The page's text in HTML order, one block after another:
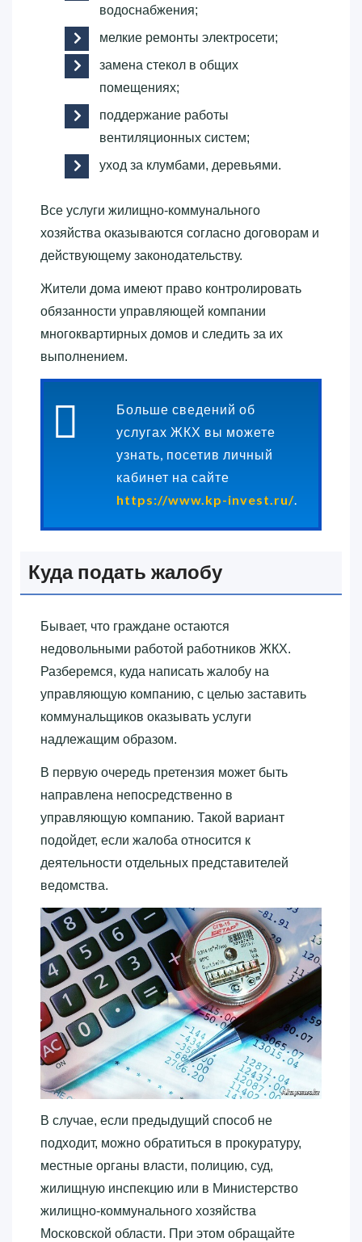
водоснабжения;
мелкие ремонты электросети;
замена стекол в общих
помещениях;
поддержание работы
вентиляционных систем;
уход за клумбами, деревьями.
Все услуги жилищно-коммунального
хозяйства оказываются согласно договорам и
действующему законодательству.
Жители дома имеют право контролировать
обязанности управляющей компании
многоквартирных домов и следить за их
выполнением.
Больше сведений об
услугах ЖКХ вы можете
узнать, посетив личный
кабинет на сайте
https://www.kp-invest.ru/.
Куда подать жалобу
Бывает, что граждане остаются
недовольными работой работников ЖКХ.
Разберемся, куда написать жалобу на
управляющую компанию, с целью заставить
коммунальщиков оказывать услуги
надлежащим образом.
В первую очередь претензия может быть
направлена непосредственно в
управляющую компанию. Такой вариант
подойдет, если жалоба относится к
деятельности отдельных представителей
ведомства.
В случае, если предыдущий способ не
подходит, можно обратиться в прокуратуру,
местные органы власти, полицию, суд,
жилищную инспекцию или в Министерство
жилищно-коммунального хозяйства
Московской области. При этом обращайте